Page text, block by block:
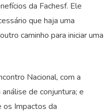
da Fachesf. Ele
que haja uma
caminho para iniciar uma
Nacional, com a
de conjuntura; e
os Impactos da